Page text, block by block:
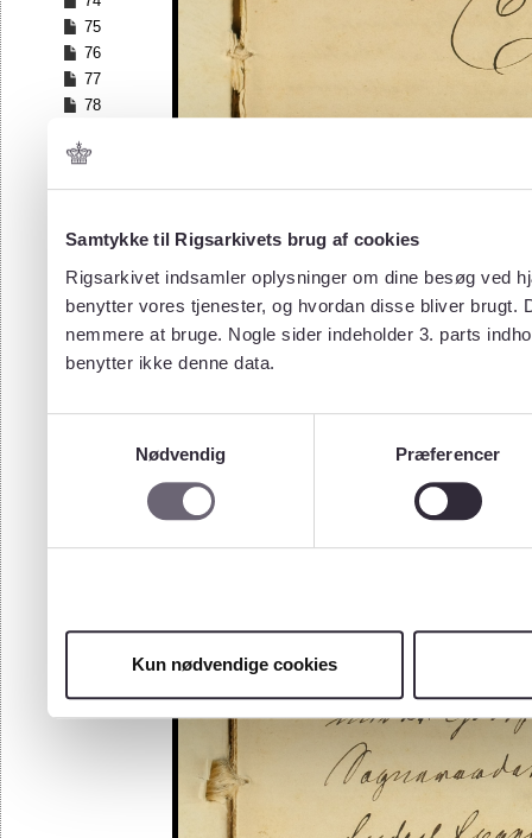
Samtykke til Rigsarkivets brug af cookies
Rigsarkivet indsamler oplysninger om dine besøg ved
benytter vores tjenester, og hvordan disse bliver
nemmere at bruge. Nogle sider indeholder 3. parts
benytter ikke denne data.
Nødvendig
Præferencer
Kun nødvendige cookies
75
76
77
78
80
83
85
86
87